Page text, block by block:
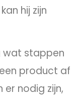
hij zijn
wat stappen
product af
er nodig zijn,